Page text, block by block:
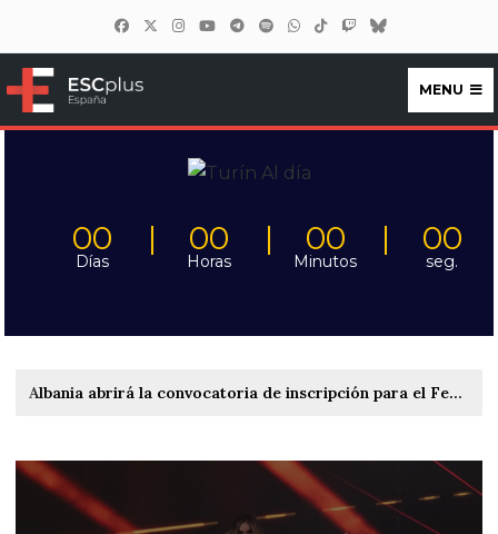
ESCplus España
MENU
00
Días
00
Horas
00
Minutos
00
seg.
Albania abrirá la convocatoria de inscripción para el Festivali i Këngës 65 entre el 22 y el 27 de septiembre